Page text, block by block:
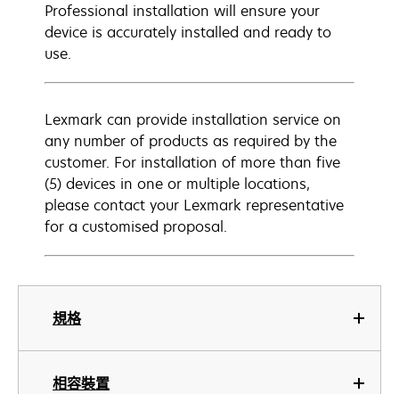
規格
相容裝置
Professional installation will ensure your
device is accurately installed and ready to
use.
Lexmark can provide installation service on
any number of products as required by the
customer. For installation of more than five
(5) devices in one or multiple locations,
please contact your Lexmark representative
for a customised proposal.